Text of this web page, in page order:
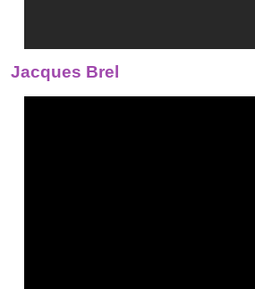
Jacques Brel